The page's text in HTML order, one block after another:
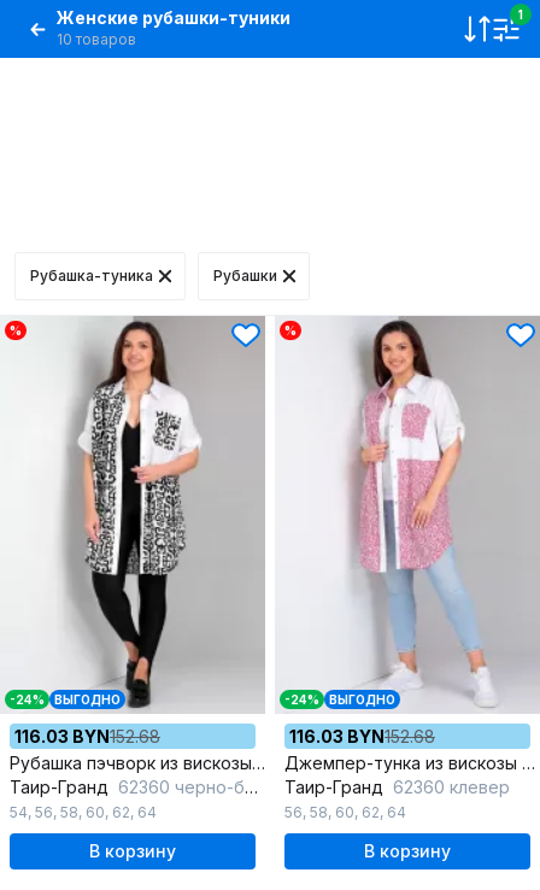
Женские рубашки-туники
10 товаров
1
Рубашка-туника Рубашки
%
-24% ВЫГОДНО
116.03 BYN152.68
Рубашка пэчворк из вискозы с воротником стойкой
Таир-Гранд 62360 черно-белый
54, 56, 58, 60, 62, 64
В корзину
%
-24% ВЫГОДНО
116.03 BYN152.68
Джемпер-тунка из вискозы с элегантным свободным силуэтом
Таир-Гранд 62360 клевер
56, 58, 60, 62, 64
В корзину